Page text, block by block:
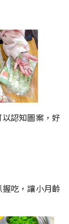
認知圖案，好
吃，讓小月齡